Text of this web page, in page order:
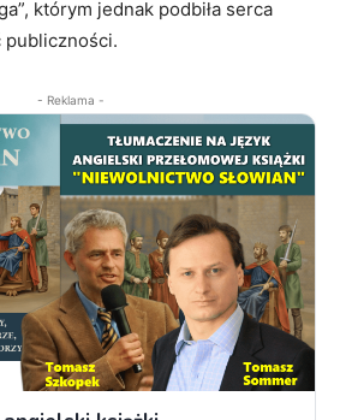
którym jednak podbiła serca
publiczności.
- Reklama -